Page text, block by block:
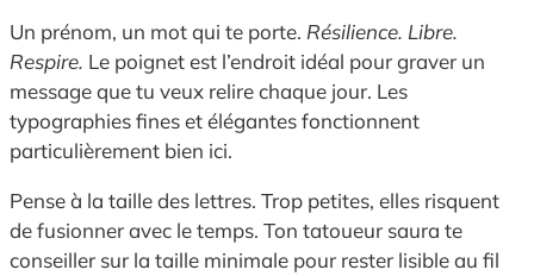
Un prénom, un mot qui te porte. Résilience. Libre.
Respire. Le poignet est l’endroit idéal pour graver un
message que tu veux relire chaque jour. Les
typographies fines et élégantes fonctionnent
particulièrement bien ici.
Pense à la taille des lettres. Trop petites, elles risquent
de fusionner avec le temps. Ton tatoueur saura te
conseiller sur la taille minimale pour rester lisible au fil